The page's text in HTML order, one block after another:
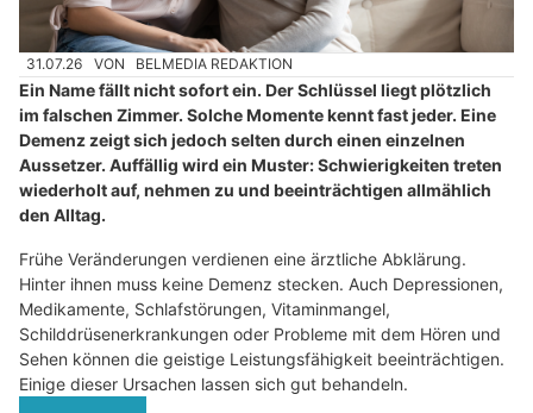
31.07.26 VON BELMEDIA REDAKTION
Ein Name fällt nicht sofort ein. Der Schlüssel liegt plötzlich
im falschen Zimmer. Solche Momente kennt fast jeder. Eine
Demenz zeigt sich jedoch selten durch einen einzelnen
Aussetzer. Auffällig wird ein Muster: Schwierigkeiten treten
wiederholt auf, nehmen zu und beeinträchtigen allmählich
den Alltag.
Frühe Veränderungen verdienen eine ärztliche Abklärung.
Hinter ihnen muss keine Demenz stecken. Auch Depressionen,
Medikamente, Schlafstörungen, Vitaminmangel,
Schilddrüsenerkrankungen oder Probleme mit dem Hören und
Sehen können die geistige Leistungsfähigkeit beeinträchtigen.
Einige dieser Ursachen lassen sich gut behandeln.